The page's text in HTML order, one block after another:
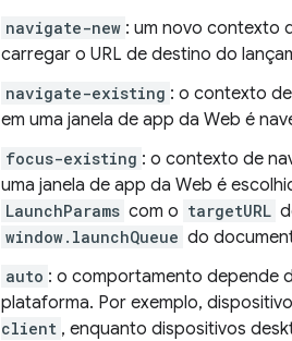
navigate-new : um novo contexto
carregar o URL de destino do
navigate-existing : o contexto
em uma janela de app da Web é
focus-existing : o contexto de
uma janela de app da Web é
LaunchParams com o targetURL
window.launchQueue do
auto : o comportamento depende
plataforma. Por exemplo,
client , enquanto dispositivos